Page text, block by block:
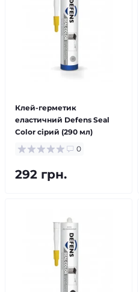
Клей-герметик
еластичний Defens Seal
Color сiрий (290 мл)
0
292 грн.